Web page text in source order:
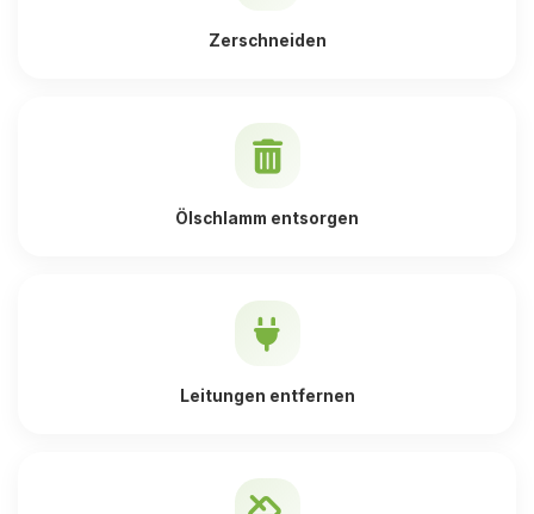
Zerschneiden
Ölschlamm entsorgen
Leitungen entfernen